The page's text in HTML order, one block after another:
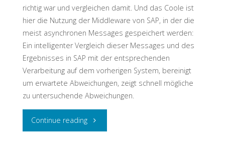
richtig war und vergleichen damit. Und das Coole ist
hier die Nutzung der Middleware von SAP, in der die
meist asynchronen Messages gespeichert werden:
Ein intelligenter Vergleich dieser Messages und des
Ergebnisses in SAP mit der entsprechenden
Verarbeitung auf dem vorherigen System, bereinigt
um erwartete Abweichungen, zeigt schnell mögliche
zu untersuchende Abweichungen.
Continue reading"Testschnack: